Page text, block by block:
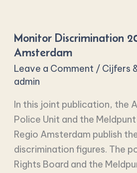
Monitor Discrimination
Amsterdam
Leave a Comment / Cijfers
admin
In this joint publication, the
Police Unit and the
Regio Amsterdam publish
discrimination figures. The
Rights Board and the
2019
unit
Amsterdam